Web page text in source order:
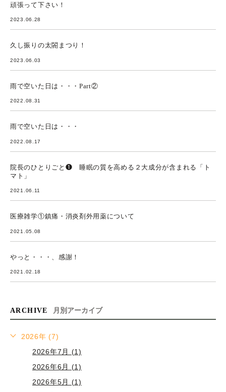
頑張って下さい！
2023.06.28
久し振りの太閤まつり！
2023.06.03
雨で空いた日は・・・Part②
2022.08.31
雨で空いた日は・・・
2022.08.17
院長のひとりごと❶ 睡眠の質を高める２大成分が含まれる「ト
マト」
2021.06.11
医療雑学①鎮痛・消炎剤外用薬について
2021.05.08
やっと・・・、感謝！
2021.02.18
ARCHIVE 月別アーカイブ
2026年 (7)
2026年7月 (1)
2026年6月 (1)
2026年5月 (1)